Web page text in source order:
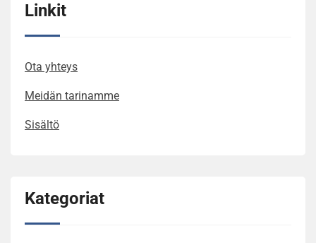
Linkit
Ota yhteys
Meidän tarinamme
Sisältö
Kategoriat